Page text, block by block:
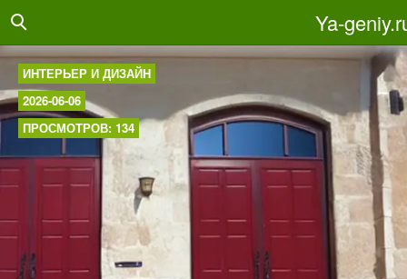
Ya-
ИНТЕРЬЕР И ДИЗАЙН
2026-06-06
ПРОСМОТРОВ: 134